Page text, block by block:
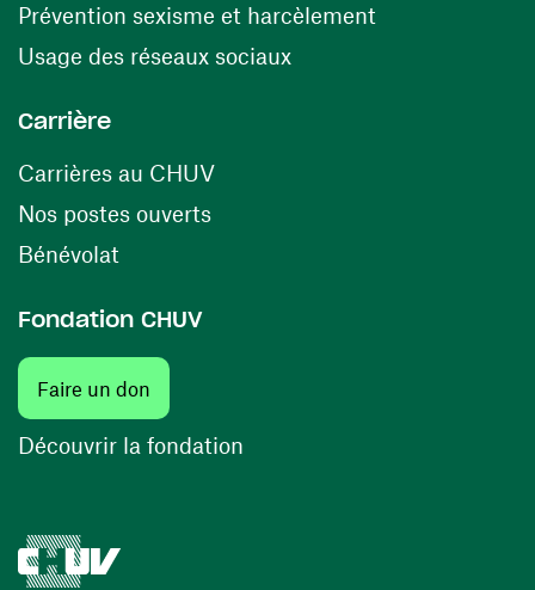
Prévention sexisme et harcèlement
Usage des réseaux sociaux(ouvre une nouvelle
Carrière
Carrières au CHUV(ouvre une nouvelle fenêtre)
Nos postes ouverts(ouvre une nouvelle fenêtre)
Bénévolat
Fondation CHUV
Faire un don
Découvrir la fondation